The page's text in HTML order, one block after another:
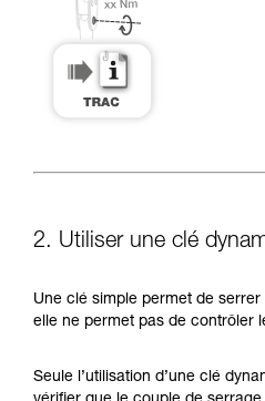
2. Utiliser une clé
Une clé simple permet de
elle ne permet pas de contrôler
Seule l’utilisation d’une clé